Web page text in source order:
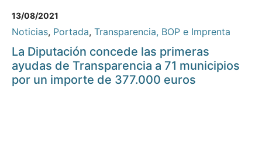
13/08/2021
Noticias, Portada, Transparencia, BOP e Imprenta
La Diputación concede las primeras
ayudas de Transparencia a 71 municipios
por un importe de 377.000 euros